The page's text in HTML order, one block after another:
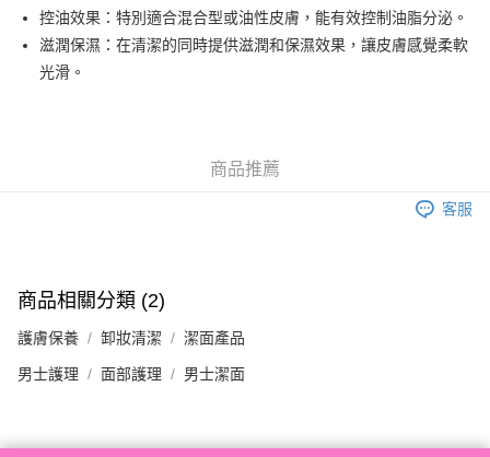
PayMe
WeChat Pay
銀行匯款 請將存款存到以下銀行帳戶，並於存款單據寫上訂單編號後電郵至
eshop@colourmix-cosmetics.com** **我們不會處理沒有提供存款單據的訂
單。 如果訂購後七個工作天內我們未能收到有關存款，有關訂單將被取消。
付款後順豐站及營業點取貨
本地配送
控油效果：特別適合混合型或油性皮膚，能有效控制油脂分泌。
滋潤保濕：在清潔的同時提供滋潤和保濕效果，讓皮膚感覺柔軟
光滑。
商品推薦
客服
商品相關分類 (2)
護膚保養 卸妝清潔 潔面產品
男士護理 面部護理 男士潔面